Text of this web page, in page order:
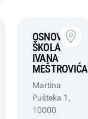
OSNOVNA
ŠKOLA
IVANA
MEŠTROVIĆA
Martina
Pušteka 1,
10000